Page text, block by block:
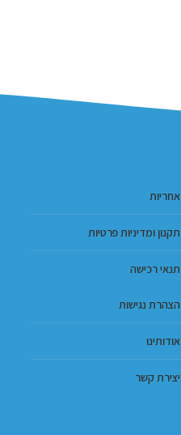
אחריות
תקנון ומדיניות פרטיות
תנאי רכישה
הצהרת נגישות
אודותינו
יצירת קשר